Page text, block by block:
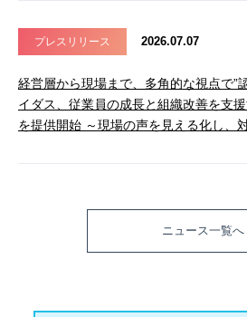
プレスリリース 2026.07.07
経営層から現場まで、多角的な視点で”
イダス、従業員の成長と組織改善を支
を提供開始 ～現場の声を見える化し、
ニュース一覧へ